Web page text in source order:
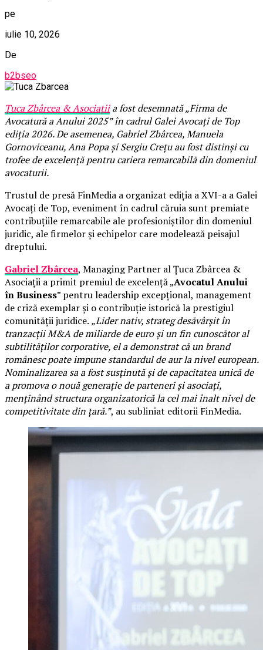
pe
iulie 10, 2026
De
b2bseo
Țuca Zbârcea & Asociațiia fost desemnată „Firma de
Avocatură a Anului 2025” în cadrul Galei Avocați de Top
ediția 2026. De asemenea, Gabriel Zbârcea, Manuela
Gornoviceanu, Ana Popa și Sergiu Crețu au fost distinși cu
trofee de excelență pentru cariera remarcabilă din domeniul
avocaturii.
Trustul de presă FinMedia a organizat ediția a XVI-a a Galei
Avocați de Top, eveniment în cadrul căruia sunt premiate
contribuțiile remarcabile ale profesioniștilor din domeniul
juridic, ale firmelor și echipelor care modelează peisajul
dreptului.
Gabriel Zbârcea, Managing Partner al Țuca Zbârcea &
Asociații a primit premiul de excelență „Avocatul Anului
în Business” pentru leadership excepțional, management
de criză exemplar și o contribuție istorică la prestigiul
comunității juridice. „Lider nativ, strateg desăvârșit în
tranzacții M&A de miliarde de euro și un fin cunoscător al
subtilităților corporative, el a demonstrat că un brand
românesc poate impune standardul de aur la nivel european.
Nominalizarea sa a fost susținută și de capacitatea unică de
a promova o nouă generație de parteneri și asociați,
menținând structura organizatorică la cel mai înalt nivel de
competitivitate din țară.”, au subliniat editorii FinMedia.